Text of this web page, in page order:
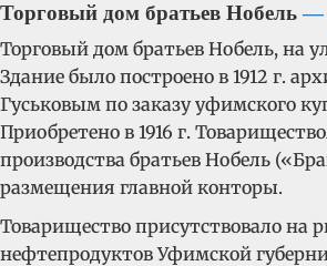
Торговый дом братьев Нобель—
Торговый дом братьев Нобель, на
Здание было построено в 1912 г.
Гуськовым по заказу уфимского
Приобретено в 1916 г.
производства братьев Нобель
размещения главной конторы.
Товарищество присутствовало на
нефтепродуктов Уфимской